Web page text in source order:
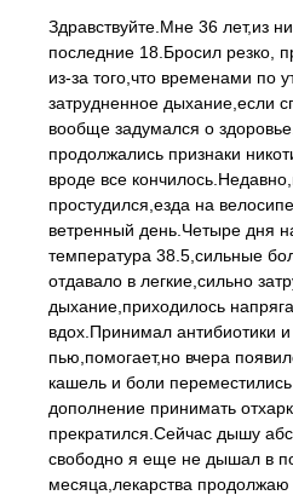
Здравствуйте.Мне 36 лет,из
последние 18.Бросил резко,
из-за того,что временами по
затрудненное дыхание,если
вообще задумался о
продолжались признаки
вроде все
простудился,езда на
ветренный день.Четыре дня
температура 38.5,сильные
отдавало в легкие,сильно
дыхание,приходилось
вдох.Принимал антибиотики
пью,помогает,но вчера
кашель и боли
дополнение принимать
прекратился.Сейчас дышу
свободно я еще не дышал в
месяца,лекарства